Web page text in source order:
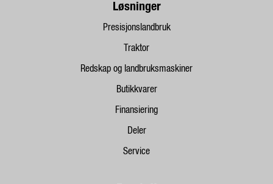
Løsninger
Presisjonslandbruk
Traktor
Redskap og landbruksmaskiner
Butikkvarer
Finansiering
Deler
Service